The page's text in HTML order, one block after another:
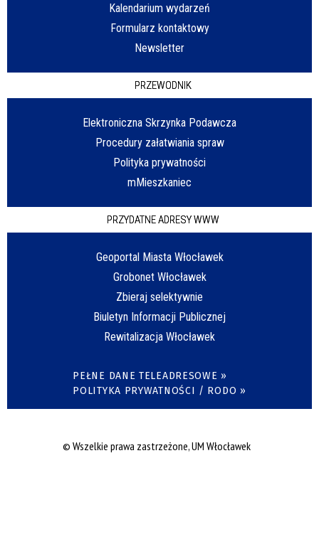
Kalendarium wydarzeń
Formularz kontaktowy
Newsletter
PRZEWODNIK
Elektroniczna Skrzynka Podawcza
Procedury załatwiania spraw
Polityka prywatności
mMieszkaniec
PRZYDATNE ADRESY WWW
Geoportal Miasta Włocławek
Grobonet Włocławek
Zbieraj selektywnie
Biuletyn Informacji Publicznej
Rewitalizacja Włocławek
PEŁNE DANE TELEADRESOWE »
POLITYKA PRYWATNOŚCI / RODO »
© Wszelkie prawa zastrzeżone, UM Włocławek